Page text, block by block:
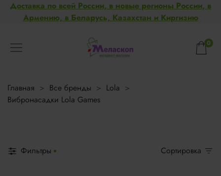
Доставка по всей России, в новые регионы России, в
Армению, в Беларусь, Казахстан и Киргизию
0
Главная Все бренды
Lola
Вибронасадки Lola Games
Фильтры Сортировка